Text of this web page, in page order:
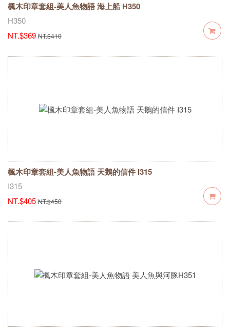
楓木印章套組-美人魚物語 海上船 H350
H350
NT.$369 NT.$410
楓木印章套組-美人魚物語 天鵝的信件 I315
I315
NT.$405 NT.$450